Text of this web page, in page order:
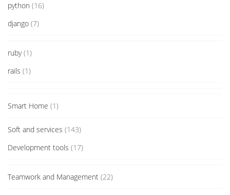
python (16)
django (7)
ruby(1)
rails (1)
Smart Home (1)
Soft and services (143)
Development tools (17)
Teamwork and Management (22)